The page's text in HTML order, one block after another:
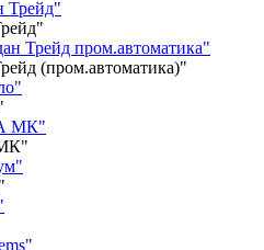
(пром.автоматика)"